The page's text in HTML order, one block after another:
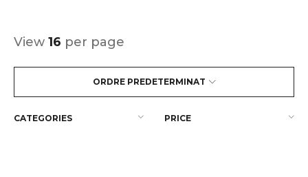
ORDRE PREDETERMINAT
View 16 per page
CATEGORIES PRICE